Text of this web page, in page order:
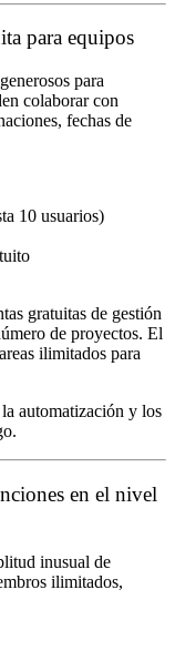
para equipos
para
colaborar con
fechas de
10 usuarios)
gratuitas de gestión
de proyectos. El
ilimitados para
automatización y los
en el nivel
inusual de
ilimitados,